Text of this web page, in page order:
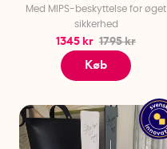
Med MIPS-beskyttelse for øget
sikkerhed
1345 kr 1795 kr
Køb